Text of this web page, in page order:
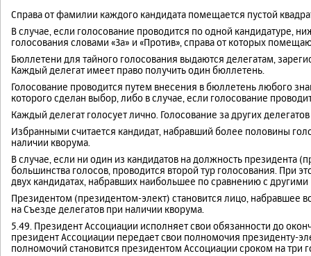
Справа от фамилии каждого кандидата помещается пустой
В случае, если голосование проводится по одной кандидатуре,
голосования словами «За» и «Против», справа от которых
Бюллетени для тайного голосования выдаются делегатам,
Каждый делегат имеет право получить один бюллетень.
Голосование проводится путем внесения в бюллетень любого
которого сделан выбор, либо в случае, если голосование
Каждый делегат голосует лично. Голосование за других
Избранными считается кандидат, набравший более половины
наличии кворума.
В случае, если ни один из кандидатов на должность президента
большинства голосов, проводится второй тур голосования. При
двух кандидатах, набравших наибольшее по сравнению с другими
Президентом (президентом-элект) становится лицо, набравшее
на Съезде делегатов при наличии кворума.
5.49. Президент Ассоциации исполняет свои обязанности до
президент Ассоциации передает свои полномочия президенту-
полномочий становится президентом Ассоциации сроком на три